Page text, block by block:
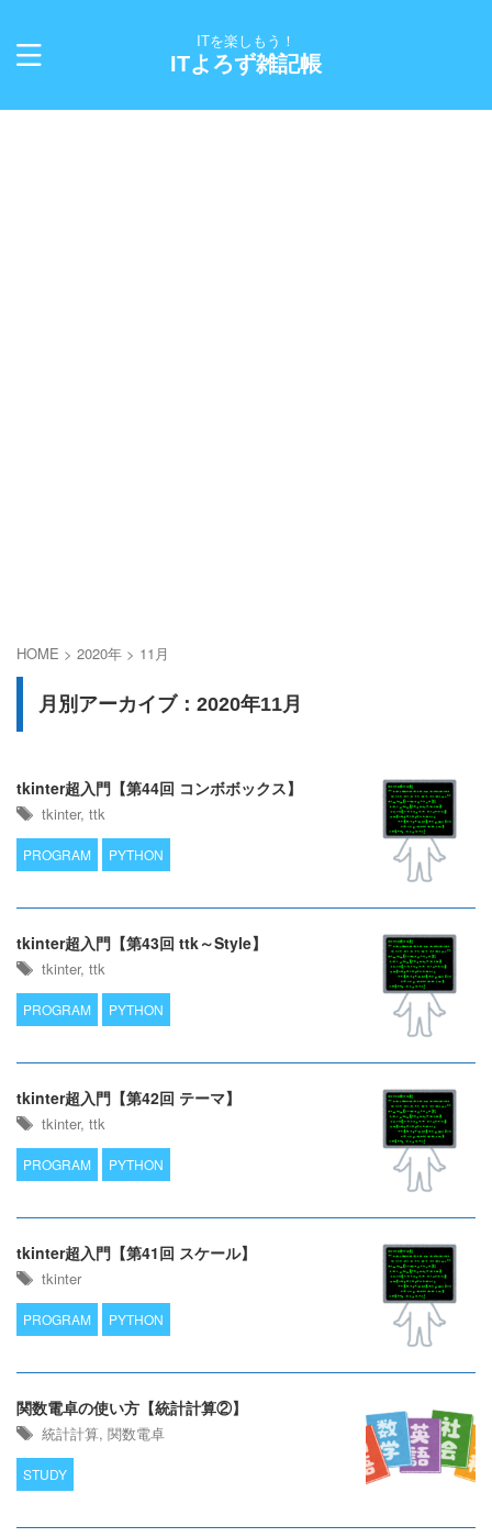
ITを楽しもう！
ITよろず雑記帳
HOME > 2020年 > 11月
月別アーカイブ：2020年11月
tkinter超入門【第44回 コンボボックス】
tkinter, ttk
PROGRAM PYTHON
tkinter超入門【第43回 ttk～Style】
tkinter, ttk
PROGRAM PYTHON
tkinter超入門【第42回 テーマ】
tkinter, ttk
PROGRAM PYTHON
tkinter超入門【第41回 スケール】
tkinter
PROGRAM PYTHON
関数電卓の使い方【統計計算②】
統計計算, 関数電卓
STUDY